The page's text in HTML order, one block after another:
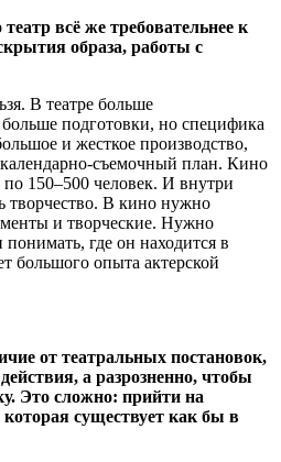
всё же требовательнее к
образа, работы с
В театре больше
подготовки, но специфика
и жесткое производство,
съемочный план. Кино
150–500 человек. И внутри
творчество. В кино нужно
и творческие. Нужно
где он находится в
большого опыта актерской
от театральных постановок,
а разрозненно, чтобы
Это сложно: прийти на
существует как бы в